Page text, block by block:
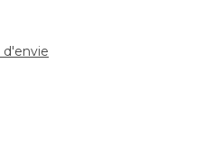
d'envie